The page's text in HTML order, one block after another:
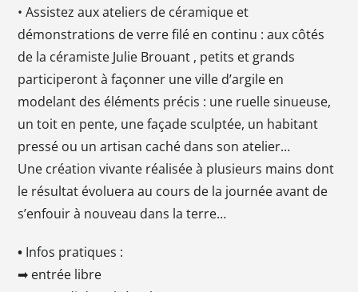
• Assistez aux ateliers de céramique et
démonstrations de verre filé en continu : aux côtés
de la céramiste Julie Brouant , petits et grands
participeront à façonner une ville d’argile en
modelant des éléments précis : une ruelle sinueuse,
un toit en pente, une façade sculptée, un habitant
pressé ou un artisan caché dans son atelier…
Une création vivante réalisée à plusieurs mains dont
le résultat évoluera au cours de la journée avant de
s’enfouir à nouveau dans la terre…
• Infos pratiques :
➡ entrée libre